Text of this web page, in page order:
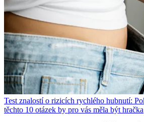
Test znalostí o rizicích rychlého hubnutí:
těchto 10 otázek by pro vás měla být hračka